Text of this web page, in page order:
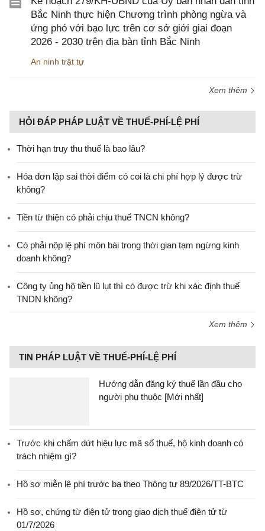
Bắc Ninh thực hiện Chương trình phòng ngừa và
ứng phó với bạo lực trên cơ sở giới giai đoạn
2026 - 2030 trên địa bàn tỉnh Bắc Ninh
An ninh trật tự
Xem thêm
HỎI ĐÁP PHÁP LUẬT VỀ THUẾ-PHÍ-LỆ PHÍ
Thời hạn truy thu thuế là bao lâu?
Hóa đơn lập sai thời điểm có coi là chi phí hợp lý được trừ
không?
Tiền từ thiện có phải chịu thuế TNCN không?
Có phải nộp lệ phí môn bài trong thời gian tạm ngừng kinh
doanh không?
Công ty ủng hộ tiền lũ lụt thì có được trừ khi xác định thuế
TNDN không?
Xem thêm
TIN PHÁP LUẬT VỀ THUẾ-PHÍ-LỆ PHÍ
Hướng dẫn đăng ký thuế lần đầu cho
người phụ thuộc [Mới nhất]
Trước khi chấm dứt hiệu lực mã số thuế, hộ kinh doanh có
trách nhiệm gì?
Hồ sơ miễn lệ phí trước bạ theo Thông tư 89/2026/TT-BTC
Hồ sơ, chứng từ điện tử trong giao dịch thuế điện tử từ
01/7/2026